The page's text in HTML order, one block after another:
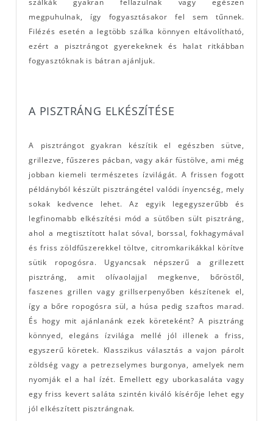
megpuhulnak, így fogyasztásakor fel sem tűnnek.
Filézés esetén a legtöbb szálka könnyen eltávolítható,
ezért a pisztrángot gyerekeknek és halat ritkábban
fogyasztóknak is bátran ajánljuk.
A PISZTRÁNG ELKÉSZÍTÉSE
A pisztrángot gyakran készítik el egészben sütve,
grillezve, fűszeres pácban, vagy akár füstölve, ami még
jobban kiemeli természetes ízvilágát. A frissen fogott
példányból készült pisztrángétel valódi ínyencség, mely
sokak kedvence lehet. Az egyik legegyszerűbb és
legfinomabb elkészítési mód a sütőben sült pisztráng,
ahol a megtisztított halat sóval, borssal, fokhagymával
és friss zöldfűszerekkel töltve, citromkarikákkal körítve
sütik ropogósra. Ugyancsak népszerű a grillezett
pisztráng, amit olívaolajjal megkenve, bőröstől,
faszenes grillen vagy grillserpenyőben készítenek el,
így a bőre ropogósra sül, a húsa pedig szaftos marad.
És hogy mit ajánlanánk ezek köreteként? A pisztráng
könnyed, elegáns ízvilága mellé jól illenek a friss,
egyszerű köretek. Klasszikus választás a vajon párolt
zöldség vagy a petrezselymes burgonya, amelyek nem
nyomják el a hal ízét. Emellett egy uborkasaláta vagy
egy friss kevert saláta szintén kiváló kísérője lehet egy
jól elkészített pisztrángnak.